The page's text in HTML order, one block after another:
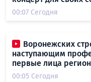
00:07 Сегодня
Воронежских
наступающим
первые лица
00:05 Сегодня